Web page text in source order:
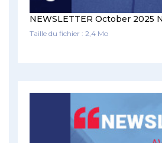
NEWSLETTER October 2025
Taille du fichier : 2,4 Mo